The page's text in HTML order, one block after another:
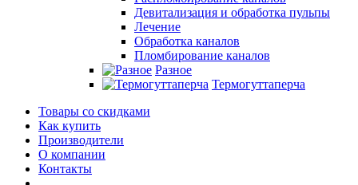
Девитализация и обработка пульпы
Лечение
Обработка каналов
Пломбирование каналов
Разное
Термогуттаперча
Товары со скидками
Как купить
Производители
О компании
Контакты